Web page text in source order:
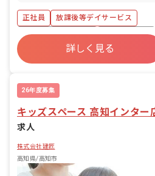
きます。 ■具体的な仕事内容 ※福祉サー
ビスが初めての方でも、不
できるように経験豊富の
きる体制を整えています
保管記録、連絡帳等の作
の企画 ・保護者の方との
をしながら、実施するこ
正社員
放課後等デイサービス
ボーナス・賞与あり
社会保険完備
有給
福利厚生充実
詳しく見る
26年度募集
キッズスペース 高知インター
求人
株式会社建匠
高知県/高知市